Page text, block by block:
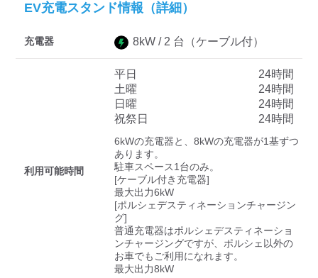
認証システム
EV充電エネチェンジ e-Mobility Power
三菱ディーラーを表示
日産ディーラーを表示
トヨタディーラーを表
中速-20kW-以上 急速-44kW-以上
EV充電スタンド情報（詳細）
充電器 8kW / 2 台 （ケーブル付）
利用可能時間
平日
24時間
土曜
24時間
日曜
24時間
祝祭日
24時間
6kWの充電器と、8kWの充電器が1基ずつ
あります。
駐車スペース1台のみ。
[ケーブル付き充電器]
最大出力6kW
[ポルシェデスティネーションチャージン
グ]
普通充電器はポルシェデスティネーショ
ンチャージングですが、ポルシェ以外の
お車でもご利用になれます。
最大出力8kW